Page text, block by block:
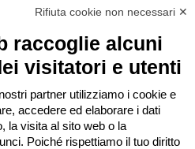
indirizzo email.Rifiuta cookie non necessari ✕
raccoglie alcuni
visitatori e utenti
partner utilizziamo i cookie e
accedere ed elaborare i dati
la visita al sito web o la
Poiché rispettiamo il tuo diritto